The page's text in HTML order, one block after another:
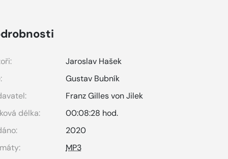
Jaroslav Hašek
Gustav Bubník
Franz Gilles von Jilek
délka:
00:08:28 hod.
2020
MP3